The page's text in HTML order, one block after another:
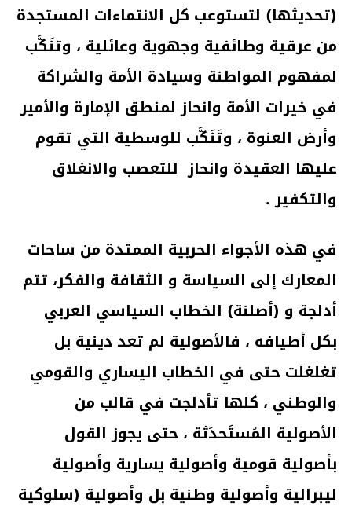
(تحديثها) لتستوعب كل الانتماءات المستجدة
من عرقية وطائفية وجهوية وعائلية ، وتنَكَّب
لمفهوم المواطنة وسيادة الأمة والشراكة
في خيرات الأمة وانحاز لمنطق الإمارة والأمير
وأرض العنوة ، وتَنَكَّب للوسطية التي تقوم
عليها العقيدة وانحاز للتعصب والانغلاق
والتكفير .
في هذه الأجواء الحربية الممتدة من ساحات
المعارك إلى السياسة و الثقافة والفكر، تتم
أدلجة و (أصلنة) الخطاب السياسي العربي
بكل أطيافه ، فالأصولية لم تعد دينية بل
تغلغلت حتى في الخطاب اليساري والقومي
والوطني ، كلها تأدلجت في قالب من
الأصولية المُستَحدَثة ، حتى يجوز القول
بأصولية قومية وأصولية يسارية وأصولية
ليبرالية وأصولية وطنية بل وأصولية (سلوكية